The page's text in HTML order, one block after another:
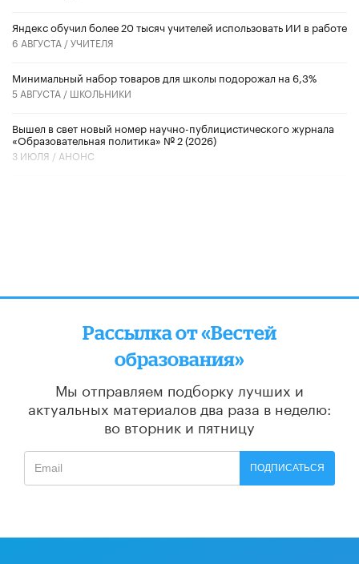
​Яндекс обучил более 20 тысяч учителей использовать ИИ в работе
6 АВГУСТА /УЧИТЕЛЯ
Минимальный набор товаров для школы подорожал на 6,3%
5 АВГУСТА / ШКОЛЬНИКИ
Вышел в свет новый номер научно-публицистического журнала
«Образовательная политика» № 2 (2026)
3 ИЮЛЯ / АНОНС
Рассылка от «Вестей
образования»
Мы отправляем подборку лучших и
актуальных материалов два раза в неделю:
во вторник и пятницу
ПОДПИСАТЬСЯ